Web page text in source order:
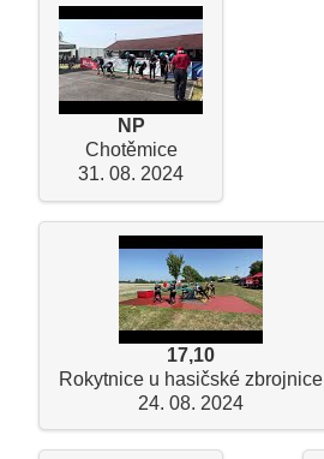
NP
Chotěmice
31. 08. 2024
17,10
Rokytnice u hasičské zbrojnice
24. 08. 2024